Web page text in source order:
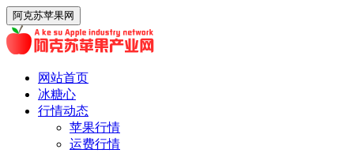
阿克苏苹果网
网站首页
冰糖心
行情动态
苹果行情
运费行情